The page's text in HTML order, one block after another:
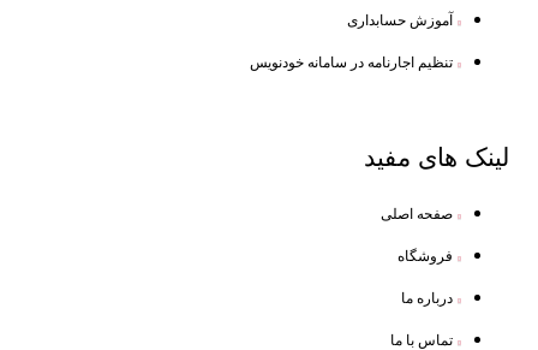
آموزش حسابداری
تنظیم اجارنامه در سامانه خودنویس
لینک های مفید
صفحه اصلی
فروشگاه
درباره ما
تماس با ما